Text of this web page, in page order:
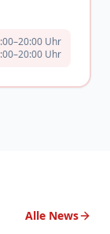
Uhr
Uhr
Alle News